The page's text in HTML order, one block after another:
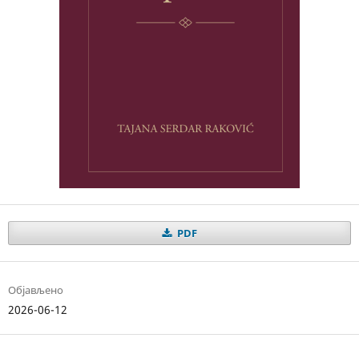
PDF
Објављено
2026-06-12